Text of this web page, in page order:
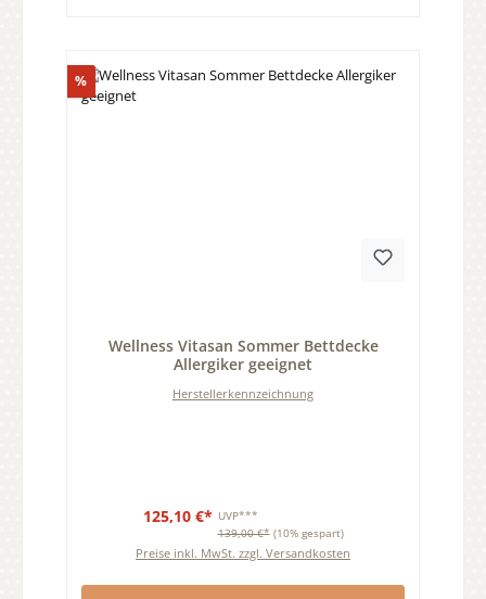
%Rabatt
Wellness Vitasan Sommer Bettdecke
Allergiker geeignet
Herstellerkennzeichnung
125,10 €* UVP***
139,00 €* (10% gespart)
Preise inkl. MwSt. zzgl. Versandkosten